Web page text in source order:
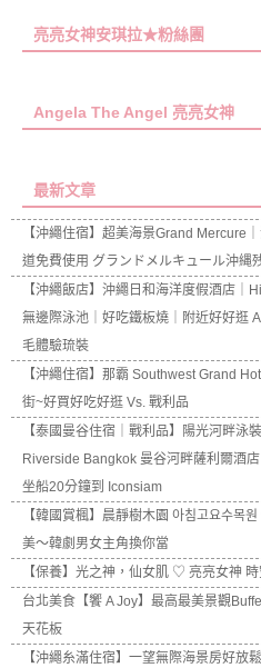
亮亮女神安琪拉★粉絲團
Angela The Angel 亮亮女神
最新文章
【沖繩住宿】超美海景Grand Mercure
道免費使用 グランドメルキュール沖縄
【沖繩飯店】沖繩日和海洋度假酒店｜
無邊際泳池｜好吃鐵板燒｜附近好好逛
毛體驗琉裝
【沖繩住宿】那霸 Southwest Grand
街~好買好吃好逛 Vs. 戰利品
【泰國曼谷住宿｜戰利品】陽光河畔泳
Riverside Bangkok 曼谷河畔薩利爾酒
坐船20分鐘到 Iconsiam
【韓國賞楓】晨靜樹木園 아침고요수목
美～韓劇男女主角換你當
【保養】光之神，仙女肌 ♡ 亮亮女神
台北美食【饗 A Joy】最高最美景觀
天花板
【沖繩糸滿住宿】一望無際海景房好放